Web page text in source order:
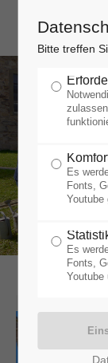
Bitte treffen
Es
Fonts,
Youtube
Es
Fonts,
Youtube